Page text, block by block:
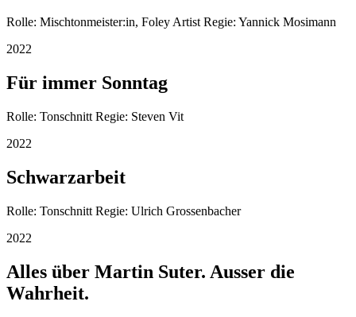
Rolle: Mischtonmeister:in, Foley Artist Regie: Yannick Mosimann
2022
Für immer Sonntag
Rolle: Tonschnitt Regie: Steven Vit
2022
Schwarzarbeit
Rolle: Tonschnitt Regie: Ulrich Grossenbacher
2022
Alles über Martin Suter. Ausser die
Wahrheit.